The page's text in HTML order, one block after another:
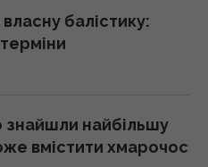
балістику:
знайшли найбільшу
вмістити хмарочос